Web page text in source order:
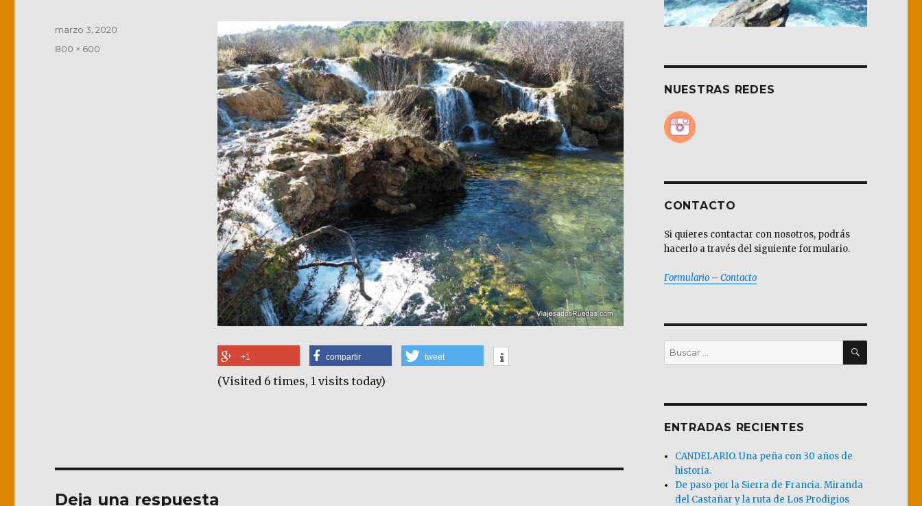
+1 compartir tweet
(Visited 6 times, 1 visits today)
Publicado
marzo 3, 2020
Tamaño
800 × 600
Deja una respuesta
NUESTRAS REDES
CONTACTO
Si quieres contactar con nosotros, podrás
hacerlo a través del siguiente formulario.
Formulario – Contacto
Buscar
por:
BUSCAR
ENTRADAS RECIENTES
CANDELARIO. Una peña con 30 años de
historia.
De paso por la Sierra de Francia. Miranda
del Castañar y la ruta de Los Prodigios